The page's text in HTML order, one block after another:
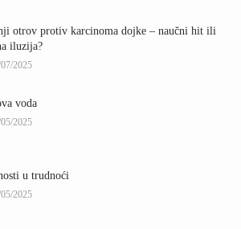
otrov protiv karcinoma dojke – naučni hit ili
iluzija?
2025
voda
2025
u trudnoći
2025